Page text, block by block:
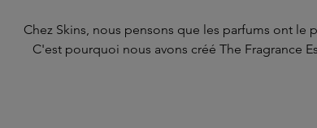
Chez Skins, nous pensons que les parfums ont
C'est pourquoi nous avons créé The Fragrance